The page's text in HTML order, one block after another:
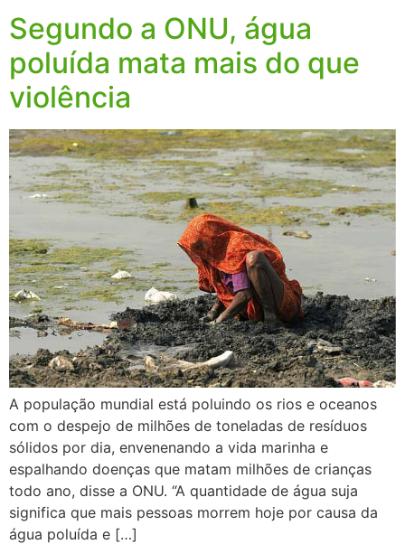
Segundo a ONU, água
poluída mata mais do que
violência
A população mundial está poluindo os rios e oceanos
com o despejo de milhões de toneladas de resíduos
sólidos por dia, envenenando a vida marinha e
espalhando doenças que matam milhões de crianças
todo ano, disse a ONU. “A quantidade de água suja
significa que mais pessoas morrem hoje por causa da
água poluída e […]